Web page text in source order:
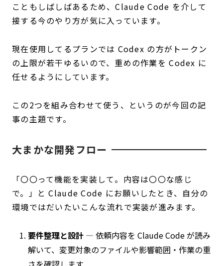
こともしばしばあるため、Claude Code を介して
接する今のやり方が気に入っています。
現在使用してるプランでは Codex の方がトークン
の上限が若干ゆるいので、重めの作業を Codex に
任せるようにしています。
この2つを組み合わせて使う、というのが今回の記
事の主題です。
大まかな開発フロー
「〇〇って機能を実装して。内容は〇〇な感じ
で。」と Claude Code にお願いしたとき、自分の
環境ではだいたいこんな流れで実装が進みます。
要件整理と設計 — 依頼内容を Claude Code が読み
解いて、変更対象のファイルや影響範囲・作業の重